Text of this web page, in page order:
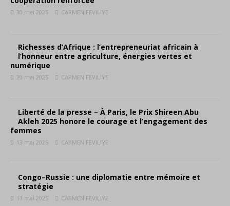
30 mai 2025 CARMEN FEVILIYE
Richesses d’Afrique : l’entrepreneuriat africain à
l’honneur entre agriculture, énergies vertes et
numérique
20 mai 2025 CARMEN FEVILIYE
Liberté de la presse – À Paris, le Prix Shireen Abu
Akleh 2025 honore le courage et l’engagement des
femmes
13 mai 2025 CARMEN FEVILIYE
Congo–Russie : une diplomatie entre mémoire et
stratégie
11 mai 2025 CARMEN FEVILIYE